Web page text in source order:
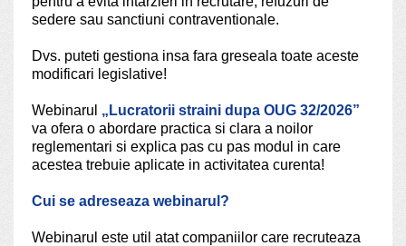
sedere sau sanctiuni contraventionale.
Dvs. puteti gestiona insa fara greseala toate aceste
modificari legislative!
Webinarul „Lucratorii straini dupa OUG 32/2026”
va ofera o abordare practica si clara a noilor
reglementari si explica pas cu pas modul in care
acestea trebuie aplicate in activitatea curenta!
Cui se adreseaza webinarul?
Webinarul este util atat companiilor care recruteaza